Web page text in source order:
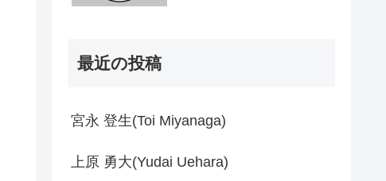
最近の投稿
宮永 登生(Toi Miyanaga)
上原 勇大(Yudai Uehara)